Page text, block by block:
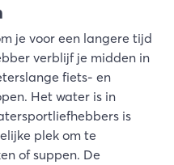
je voor een langere tijd
verblijf je midden in
fiets- en
Het water is in
is
plek om te
of suppen. De